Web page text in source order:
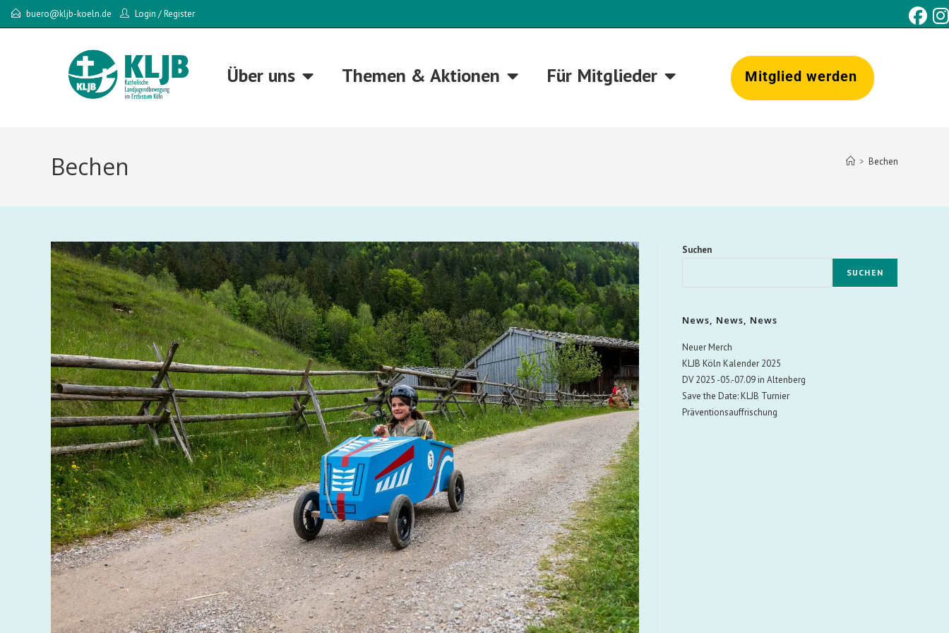
buero@kljb-koeln.de Login /Register
Über uns Themen & Aktionen Für Mitglieder Mitglied werden
Bechen > Bechen
Suchen
SUCHEN
News, News, News
Neuer Merch
KLJB Köln Kalender 2025
DV 2025 -05.-07.09 in Altenberg
Save the Date: KLJB Turnier
Präventionsauffrischung